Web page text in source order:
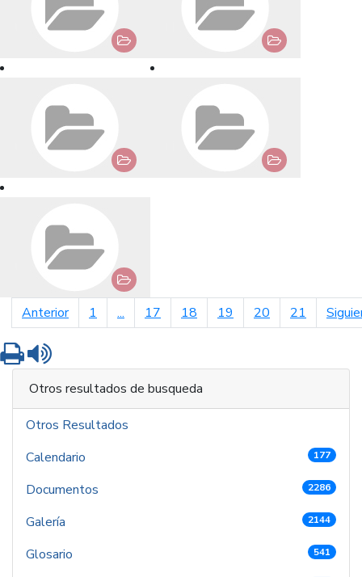
Anteriorpágina anterior
1 ... 17 18 19 20 21
Imprimir
Otros resultados de busqueda
Otros Resultados
Calendario
177
Documentos 2286
Galería 2144
Glosario 541